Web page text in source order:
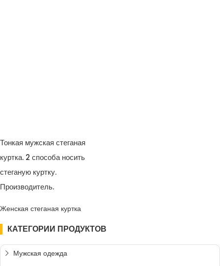
КАТЕГОРИИ ПРОДУКТОВ
Мужская одежда
Тонкая мужская стеганая
куртка. 2 способа носить
стеганую куртку.
Производитель.
Женская стеганая куртка